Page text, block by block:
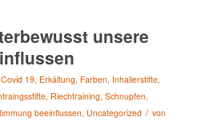
unsere
Covid 19, Erkältung, Farben, Inhalierstifte,
, Riechtraining, Schnupfen,
beeinflussen, Uncategorized / von